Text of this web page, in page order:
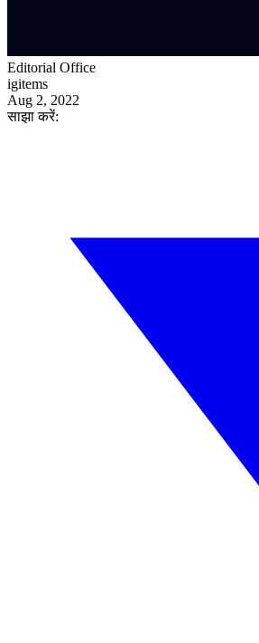
Editorial Office
igitems
Aug 2, 2022
साझा करें: